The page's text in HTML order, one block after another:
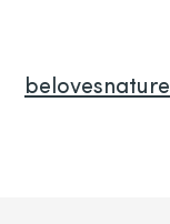
belovesnature